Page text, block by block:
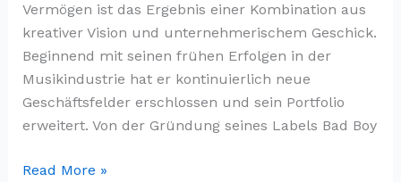
Vermögen ist das Ergebnis einer Kombination aus
kreativer Vision und unternehmerischem Geschick.
Beginnend mit seinen frühen Erfolgen in der
Musikindustrie hat er kontinuierlich neue
Geschäftsfelder erschlossen und sein Portfolio
erweitert. Von der Gründung seines Labels Bad Boy
P
Read More »